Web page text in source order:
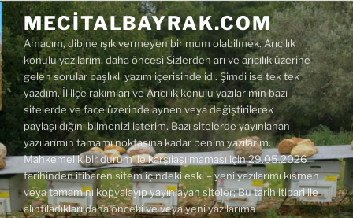
İçeriğe
geç MECITALBAYRAK.COM
Amacım, dibine ışık vermeyen bir mum olabilmek. Arıcılık
konulu yazılarım, daha öncesi Sizlerden arı ve arıcılık üzerine
gelen sorular başlıklı yazım içerisinde idi. Şimdi ise tek tek
yazdım. İl ilçe rakımları ve Arıcılık konulu yazılarımın bazı
sitelerde ve face üzerinde aynen veya değiştirilerek
paylaşıldığını bilmenizi isterim. Bazı sitelerde yayınlanan
yazılarımın tamamı noktasına kadar benim yazılarım.
Mahkemelik bir durum ile karşılaşılmaması için 29.05.2026
tarihinden itibaren sitem içindeki eski – yeni yazılarımı kısmen
veya tamamını kopyalayıp yayınlayan siteler; Bu tarih itibari ile
alıntıladıkları daha önceki ve veya yeni yazılarıma